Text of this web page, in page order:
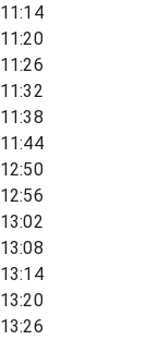
11:14
11:20
11:26
11:32
11:38
11:44
12:50
12:56
13:02
13:08
13:14
13:20
13:26